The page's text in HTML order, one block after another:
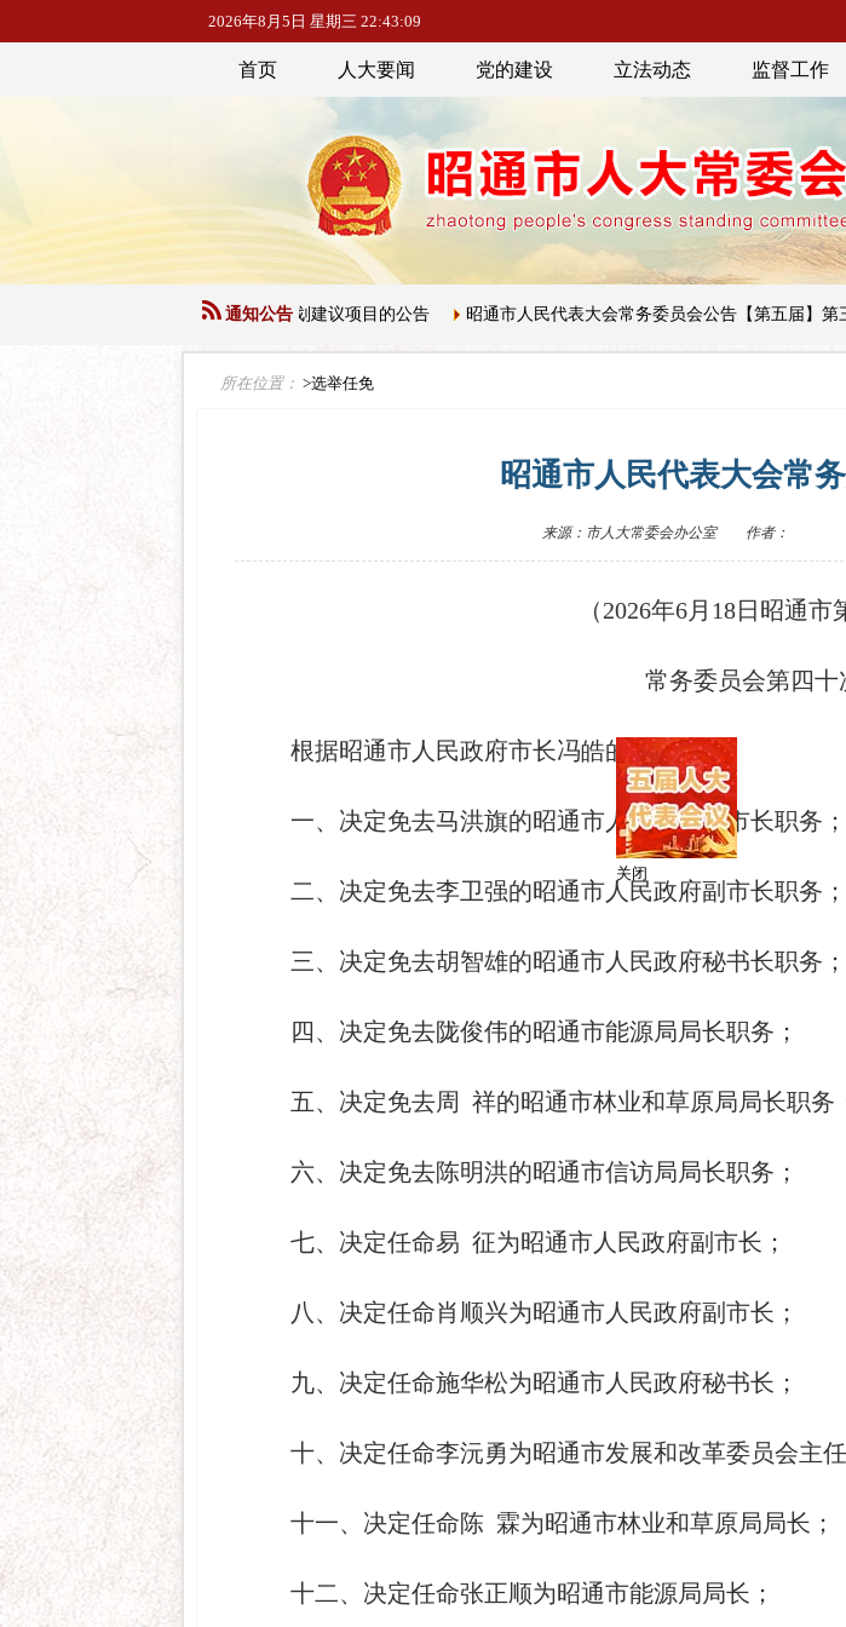
2026年8月5日 星期三 22:43:09
首页 人大要闻 党的建设 立法动态 监督工作
通知公告
集下一届人大常委会五年立法规划建议项目的公告 昭通市人民代表大会常务委员会公告【第五届】第三十
关闭
所在位置： >选举任免
昭通市人民代表大会常
来源：市人大常委会办公室 作者：
（2026年6月18日昭通
常务委员会第四十
根据昭通市人民政府市长冯皓的提请：
一、决定免去马洪旗的昭通市人民政府副市长职务；
二、决定免去李卫强的昭通市人民政府副市长职务；
三、决定免去胡智雄的昭通市人民政府秘书长职务；
四、决定免去陇俊伟的昭通市能源局局长职务；
五、决定免去周 祥的昭通市林业和草原局局长职务
六、决定免去陈明洪的昭通市信访局局长职务；
七、决定任命易 征为昭通市人民政府副市长；
八、决定任命肖顺兴为昭通市人民政府副市长；
九、决定任命施华松为昭通市人民政府秘书长；
十、决定任命李沅勇为昭通市发展和改革委员会主任
十一、决定任命陈 霖为昭通市林业和草原局局长；
十二、决定任命张正顺为昭通市能源局局长；